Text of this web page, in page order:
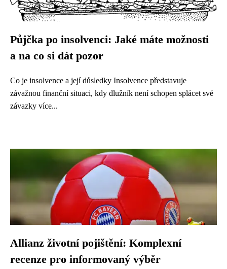
Půjčka po insolvenci: Jaké máte možnosti
a na co si dát pozor
Co je insolvence a její důsledky Insolvence představuje
závažnou finanční situaci, kdy dlužník není schopen splácet své
závazky více...
Allianz životní pojištění: Komplexní
recenze pro informovaný výběr